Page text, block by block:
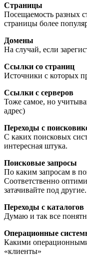
Страницы
Посещаемость разных
страницы более
Домены
На случай, если
Ссылки со страниц
Источники с которых
Ссылки с серверов
Тоже самое, но
адрес)
Переходы с
С каких поисковых
интересная штука.
Поисковые запросы
По каким запросам в
Соответственно
затачивайте под другие.
Переходы с каталогов
Думаю и так все
Операционные
Какими
«клиенты»